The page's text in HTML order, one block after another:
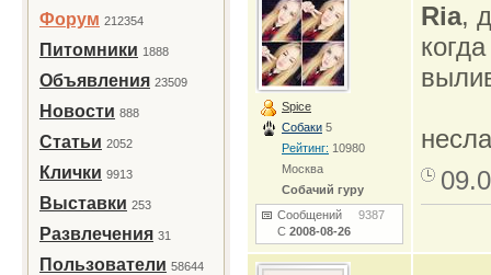
Форум 212354
Питомники 1888
Объявления 23509
Новости 888
Статьи 2052
Клички 9913
Выставки 253
Развлечения 31
Пользователи 58644
Spice
Собаки 5
Рейтинг: 10980
Москва
Собачий гуру
Сообщений 9387
С 2008-08-26
Ria,